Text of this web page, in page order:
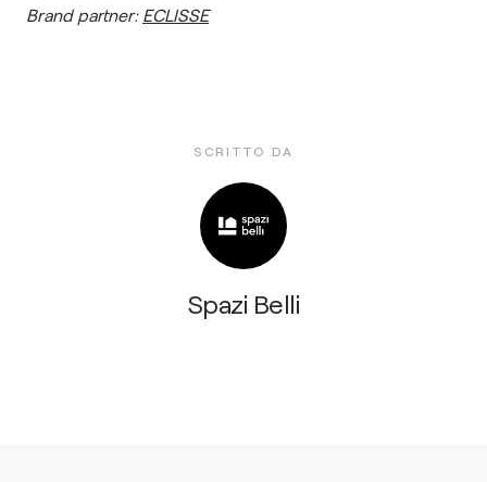
Brand partner: ECLISSE
SCRITTO DA
Spazi Belli